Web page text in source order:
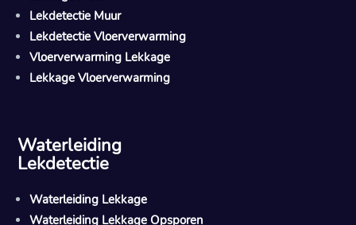
Lekdetectie Muur
Lekdetectie Vloerverwarming
Vloerverwarming Lekkage
Lekkage Vloerverwarming
Waterleiding
Lekdetectie
Waterleiding Lekkage
Waterleiding Lekkage Opsporen